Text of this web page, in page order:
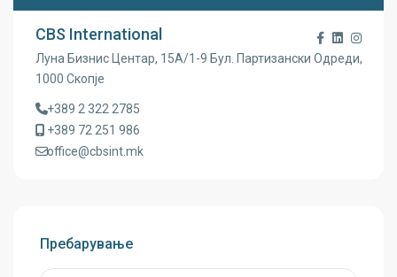
CBS International
Луна Бизнис Центар, 15A/1-9 Бул. Партизански Одреди,
1000 Скопје
+389 2 322 2785
+389 72 251 986
office@cbsint.mk
Пребарување